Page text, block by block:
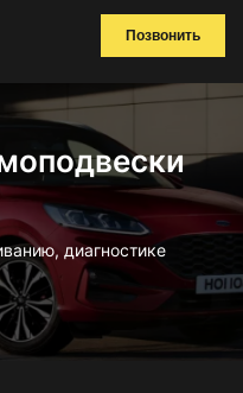
Позвонить
диагностике